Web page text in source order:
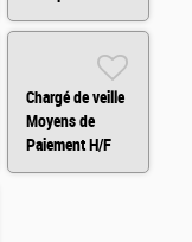
Chargé de veille
Moyens de
Paiement H/F